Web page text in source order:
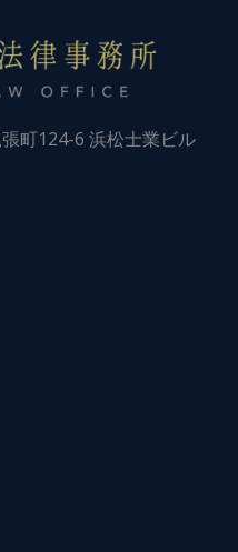
町124-6 浜松士業ビル